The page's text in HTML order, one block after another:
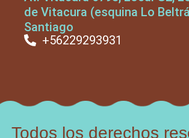
de Vitacura (esquina Lo
Santiago
+56229293931
Todos los derechos